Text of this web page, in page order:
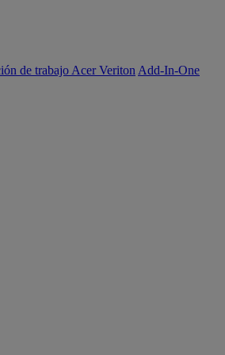
de trabajo Acer Veriton Add-In-One